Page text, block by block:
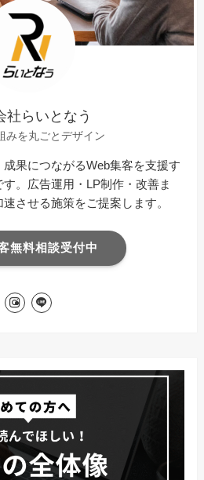
社らいとなう
みを丸ごとデザイン
果につながるWeb集客を支援す
。広告運用・LP制作・改善ま
させる施策をご提案します。
無料相談受付中